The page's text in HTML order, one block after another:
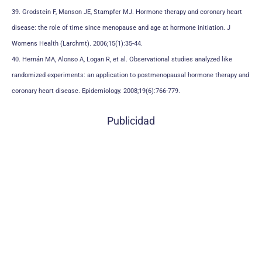
39. Grodstein F, Manson JE, Stampfer MJ. Hormone therapy and coronary heart
disease: the role of time since menopause and age at hormone initiation. J
Womens Health (Larchmt). 2006;15(1):35-44.
40. Hernán MA, Alonso A, Logan R, et al. Observational studies analyzed like
randomized experiments: an application to postmenopausal hormone therapy and
coronary heart disease. Epidemiology. 2008;19(6):766-779.
Publicidad